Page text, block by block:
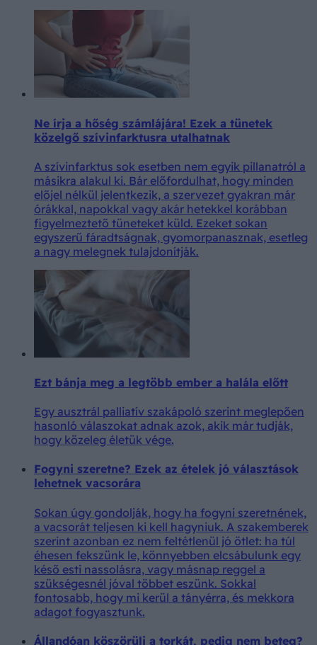
Ne írja a hőség számlájára! Ezek a tünetek
közelgő szívinfarktusra utalhatnak
A szívinfarktus sok esetben nem egyik pillanatról a
másikra alakul ki. Bár előfordulhat, hogy minden
előjel nélkül jelentkezik, a szervezet gyakran már
órákkal, napokkal vagy akár hetekkel korábban
figyelmeztető tüneteket küld. Ezeket sokan
egyszerű fáradtságnak, gyomorpanasznak, esetleg
a nagy melegnek tulajdonítják.
Ezt bánja meg a legtöbb ember a halála előtt
Egy ausztrál palliatív szakápoló szerint meglepően
hasonló válaszokat adnak azok, akik már tudják,
hogy közeleg életük vége.
Fogyni szeretne? Ezek az ételek jó választások
lehetnek vacsorára
Sokan úgy gondolják, hogy ha fogyni szeretnének,
a vacsorát teljesen ki kell hagyniuk. A szakemberek
szerint azonban ez nem feltétlenül jó ötlet: ha túl
éhesen fekszünk le, könnyebben elcsábulunk egy
késő esti nassolásra, vagy másnap reggel a
szükségesnél jóval többet eszünk. Sokkal
fontosabb, hogy mi kerül a tányérra, és mekkora
adagot fogyasztunk.
Állandóan köszörüli a torkát, pedig nem beteg?